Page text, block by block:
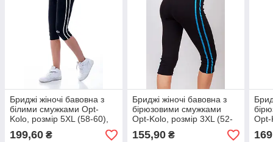
Бриджі жіночі бавовна з
білими смужками Opt-
Kolo, розмір 5XL (58-60),
чорні, 010104
199,60 ₴
Бриджі жіночі бавовна з
бірюзовими смужками
Opt-Kolo, розмір 3XL (52-
54), чорні, 010118
155,90₴
Opt-
56),